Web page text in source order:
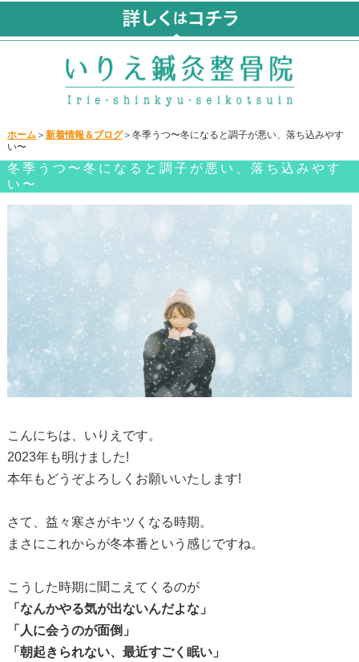
ホーム＞ 新着情報＆ブログ＞冬季うつ〜冬になると調子が悪い、落ち込みやす
い〜
冬季うつ〜冬になると調子が悪い、落ち込みやす
い〜
こんにちは、いりえです。
2023年も明けました!
本年もどうぞよろしくお願いいたします!
さて、益々寒さがキツくなる時期。
まさにこれからが冬本番という感じですね。
こうした時期に聞こえてくるのが
「なんかやる気が出ないんだよな」
「人に会うのが面倒」
「朝起きられない、最近すごく眠い」